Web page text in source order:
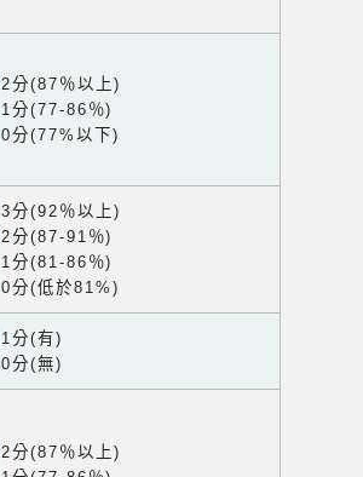
2分(87％以上)
1分(77-86％)
0分(77%以下)
3分(92％以上)
2分(87-91％)
1分(81-86％)
0分(低於81%)
1分(有)
0分(無)
2分(87％以上)